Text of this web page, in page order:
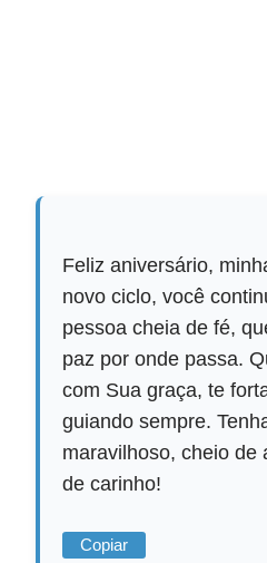
Feliz aniversário,
novo ciclo, você
pessoa cheia de fé,
paz por onde passa.
com Sua graça, te
guiando sempre.
maravilhoso, cheio de
de carinho!
Copiar